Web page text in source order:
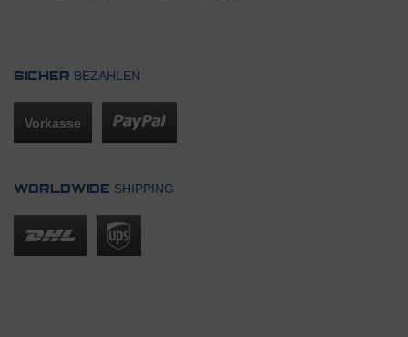
SICHER BEZAHLEN
Vorkasse
WORLDWIDE SHIPPING